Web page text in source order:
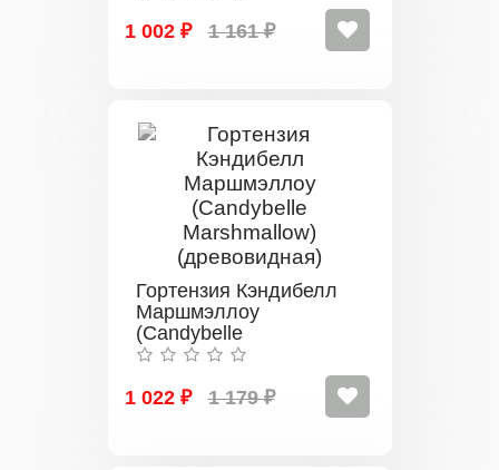
1 002 ₽
1 161 ₽
Гортензия Кэндибелл
Маршмэллоу
(Candybelle
Marshmallow)
1 022 ₽
1 179 ₽